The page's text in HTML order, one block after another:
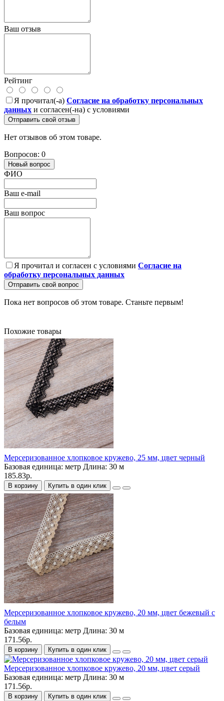
Ваш отзыв
Рейтинг
Я прочитал(-а) Согласие на обработку персональных
данных и согласен(-на) с условиями
Отправить свой отзыв
Нет отзывов об этом товаре.
Вопросов: 0
Новый вопрос
ФИО
Ваш e-mail
Ваш вопрос
Я прочитал и согласен с условиями Согласие на
обработку персональных данных
Отправить свой вопрос
Пока нет вопросов об этом товаре. Станьте первым!
Похожие товары
Мерсеризованное хлопковое кружево, 25 мм, цвет черный
Базовая единица: метр Длина: 30 м
185.83р.
В корзину Купить в один клик
Мерсеризованное хлопковое кружево, 20 мм, цвет бежевый с
белым
Базовая единица: метр Длина: 30 м
171.56р.
В корзину Купить в один клик
Мерсеризованное хлопковое кружево, 20 мм, цвет серый
Базовая единица: метр Длина: 30 м
171.56р.
В корзину Купить в один клик